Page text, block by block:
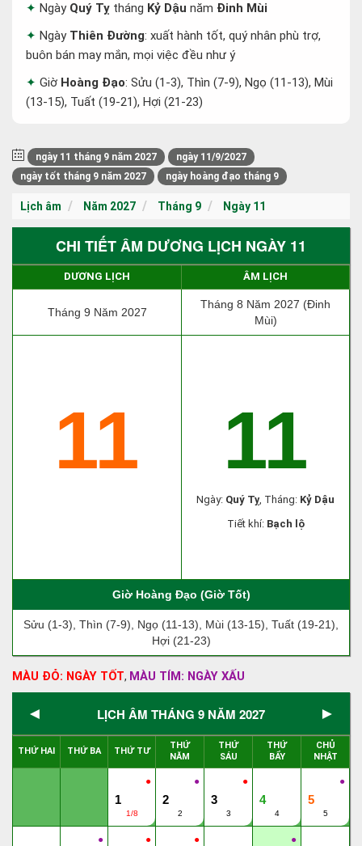
Ngày Quý Tỵ tháng Kỷ Dậu năm Đinh Mùi
Ngày Thiên Đường: xuất hành tốt, quý nhân phù trợ,
buôn bán may mắn, mọi việc đều như ý
Giờ Hoàng Đạo: Sửu (1-3), Thìn (7-9), Ngọ (11-13), Mùi
(13-15), Tuất (19-21), Hợi (21-23)
ngày 11 tháng 9 năm 2027
ngày 11/9/2027
ngày tốt tháng 9 năm 2027
ngày hoàng đạo tháng 9
Lịch âm Năm 2027 Tháng 9 Ngày 11
CHI TIẾT ÂM DƯƠNG LỊCH NGÀY 11
DƯƠNG LỊCH ÂM LỊCH
Tháng 9 Năm 2027
Tháng 8 Năm 2027 (Đinh
Mùi)
11 11
Ngày: Quý Tỵ, Tháng: Kỷ Dậu
Tiết khí: Bạch lộ
Giờ Hoàng Đạo (Giờ Tốt)
Sửu (1-3), Thìn (7-9), Ngọ (11-13), Mùi (13-15), Tuất (19-21),
Hợi (21-23)
MÀU ĐỎ: NGÀY TỐT, MÀU TÍM: NGÀY XẤU
◄ LỊCH ÂM THÁNG 9 NĂM 2027 ►
THỨ HAI THỨ BA THỨ TƯ
THỨ
NĂM
THỨ
SÁU
THỨ
BẨY
CHỦ
NHẬT
●
1
1/8
●
2
2
●
3
3
4
4
●
5
5
● ● ● ●